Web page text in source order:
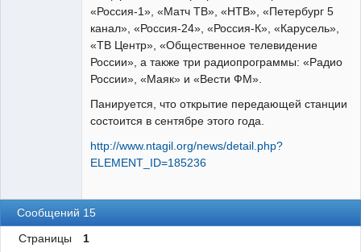
«Россия-1», «Матч ТВ», «НТВ», «Петербург 5
канал», «Россия-24», «Россия-К», «Карусель»,
«ТВ Центр», «Общественное телевидение
России», а также три радиопрограммы: «Радио
России», «Маяк» и «Вести ФМ».
Панируется, что открытие передающей станции
состоится в сентябре этого года.
http://www.ntagil.org/news/detail.php?
ELEMENT_ID=185236
Сообщений 15
Страницы 1